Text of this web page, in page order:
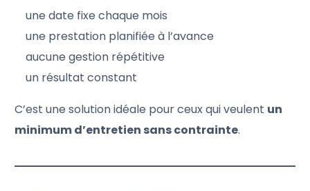
une date fixe chaque mois
une prestation planifiée à l’avance
aucune gestion répétitive
un résultat constant
C’est une solution idéale pour ceux qui veulent un
minimum d’entretien sans contrainte.